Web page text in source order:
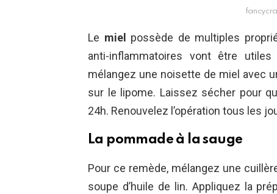
Le miel
possède de multiples
anti-inflammatoires vont être
mélangez une noisette de miel avec
sur le lipome. Laissez sécher pour
24h. Renouvelez l’opération tous les
La pommade à la sauge
Pour ce remède, mélangez une
soupe d’huile de lin. Appliquez la